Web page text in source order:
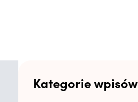
Kategorie wpisów